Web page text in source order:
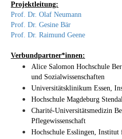
Projektleitung:
Prof. Dr. Olaf Neumann
Prof. Dr. Gesine Bär
Prof. Dr. Raimund Geene
Verbundpartner*innen:
Alice Salomon Hochschule
und Sozialwissenschaften
Universitätsklinikum Essen,
Hochschule Magdeburg
Charité-Universitätsmedizin
Pflegewissenschaft
Hochschule Esslingen, Institut